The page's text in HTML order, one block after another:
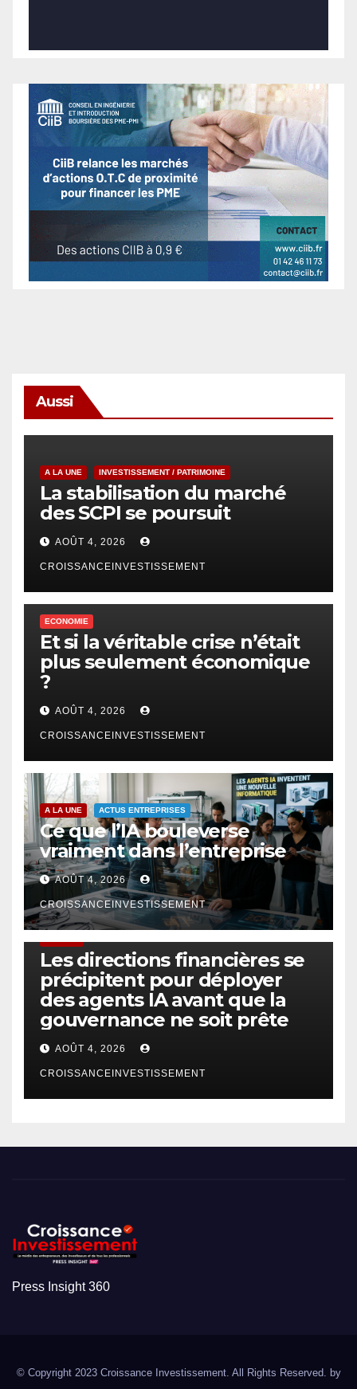
Aussi
A LA UNE INVESTISSEMENT / PATRIMOINE
La stabilisation du marché
des SCPI se poursuit
AOÛT 4, 2026
CROISSANCEINVESTISSEMENT
ECONOMIE
Et si la véritable crise n’était
plus seulement économique
?
AOÛT 4, 2026
CROISSANCEINVESTISSEMENT
A LA UNE ACTUS ENTREPRISES
Ce que l’IA bouleverse
vraiment dans l’entreprise
AOÛT 4, 2026
CROISSANCEINVESTISSEMENT
Les directions financières se
précipitent pour déployer
des agents IA avant que la
gouvernance ne soit prête
AOÛT 4, 2026
CROISSANCEINVESTISSEMENT
Press Insight 360
© Copyright 2023 Croissance Investissement. All Rights Reserved. by